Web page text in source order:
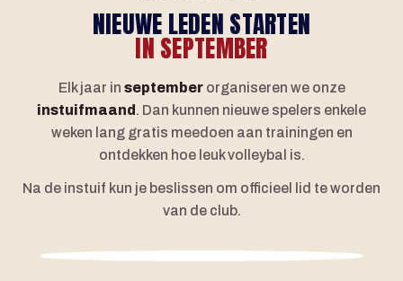
NIEUWE LEDEN STARTEN
IN SEPTEMBER
Elk jaar in septemberorganiseren we onze
instuifmaand . Dan kunnen nieuwe spelers enkele
weken lang gratis meedoen aan trainingen en
ontdekken hoe leuk volleybal is.
Na de instuif kun je beslissen om officieel lid te worden
van de club.